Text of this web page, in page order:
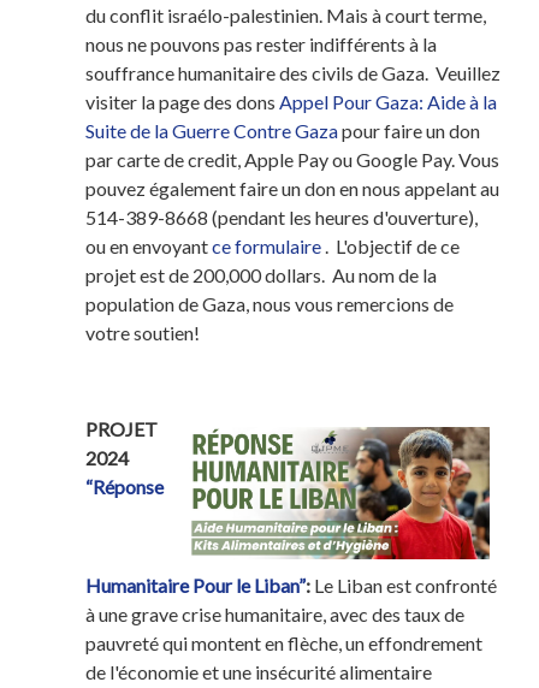
du conflit israélo-palestinien. Mais à court terme,
nous ne pouvons pas rester indifférents à la
souffrance humanitaire des civils de Gaza. Veuillez
visiter la page des donsAppel Pour Gaza: Aide à la
Suite de la Guerre Contre Gazapour faire un don
par carte de credit, Apple Pay ou Google Pay. Vous
pouvez également faire un don en nous appelant au
514-389-8668 (pendant les heures d'ouverture),
ou en envoyantce formulaire. L'objectif de ce
projet est de 200,000 dollars. Au nom de la
population de Gaza, nous vous remercions de
votre soutien!
PROJET
2024
“Réponse
Humanitaire Pour le Liban”: Le Liban est confronté
à une grave crise humanitaire, avec des taux de
pauvreté qui montent en flèche, un effondrement
de l'économie et une insécurité alimentaire